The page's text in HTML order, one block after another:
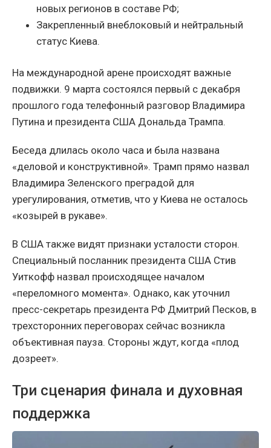
новых регионов в составе РФ;
Закрепленный внеблоковый и нейтральный
статус Киева.
На международной арене происходят важные
подвижки. 9 марта состоялся первый с декабря
прошлого года телефонный разговор Владимира
Путина и президента США Дональда Трампа.
Беседа длилась около часа и была названа
«деловой и конструктивной». Трамп прямо назвал
Владимира Зеленского преградой для
урегулирования, отметив, что у Киева не осталось
«козырей в рукаве».
В США также видят признаки усталости сторон.
Специальный посланник президента США Стив
Уиткофф назвал происходящее началом
«переломного момента». Однако, как уточнил
пресс-секретарь президента РФ Дмитрий Песков, в
трехсторонних переговорах сейчас возникла
объективная пауза. Стороны ждут, когда «плод
дозреет».
Три сценария финала и духовная
поддержка